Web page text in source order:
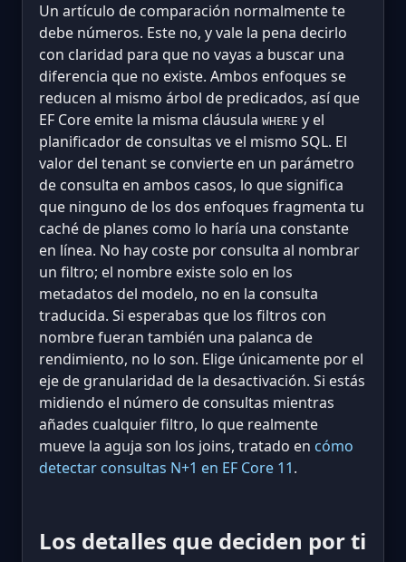
Un artículo de comparación normalmente te
debe números. Este no, y vale la pena decirlo
con claridad para que no vayas a buscar una
diferencia que no existe. Ambos enfoques se
reducen al mismo árbol de predicados, así que
EF Core emite la misma cláusula WHERE y el
planificador de consultas ve el mismo SQL. El
valor del tenant se convierte en un parámetro
de consulta en ambos casos, lo que significa
que ninguno de los dos enfoques fragmenta tu
caché de planes como lo haría una constante
en línea. No hay coste por consulta al nombrar
un filtro; el nombre existe solo en los
metadatos del modelo, no en la consulta
traducida. Si esperabas que los filtros con
nombre fueran también una palanca de
rendimiento, no lo son. Elige únicamente por el
eje de granularidad de la desactivación. Si estás
midiendo el número de consultas mientras
añades cualquier filtro, lo que realmente
mueve la aguja son los joins, tratado en cómo
detectar consultas N+1 en EF Core 11.
Los detalles que deciden por ti